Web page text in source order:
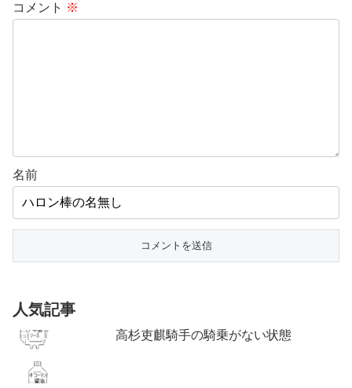
コメント ※
名前
人気記事
高杉吏麒騎手の騎乗がない状態